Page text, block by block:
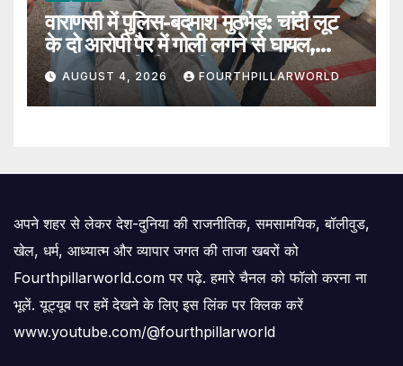
वाराणसी में पुलिस-बदमाश मुठभेड़: चांदी लूट
के दो आरोपी पैर में गोली लगने से घायल,
SOG प्रभारी भी जख्मी
AUGUST 4, 2026 FOURTHPILLARWORLD
अपने शहर से लेकर देश-दुनिया की राजनीतिक, समसामयिक, बॉलीवुड,
खेल, धर्म, आध्यात्म और व्यापार जगत की ताजा खबरों को
Fourthpillarworld.com पर पढ़े. हमारे चैनल को फॉलो करना ना
भूलें. यूट्यूब पर हमें देखने के लिए इस लिंक पर क्लिक करें
www.youtube.com/@fourthpillarworld